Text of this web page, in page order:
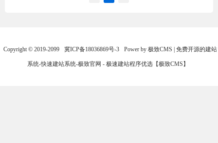
Copyright © 2019-2099 冀ICP备18036869号-3 Power by 极致CMS | 免费开源的建站
系统-快速建站系统-极致官网 - 极速建站程序优选【极致CMS】